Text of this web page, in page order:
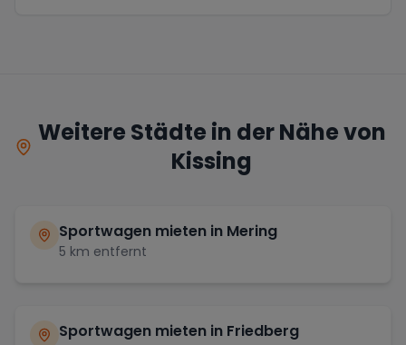
Weitere Städte in der Nähe von
Kissing
Sportwagen mieten in Mering
5 km entfernt
Sportwagen mieten in Friedberg